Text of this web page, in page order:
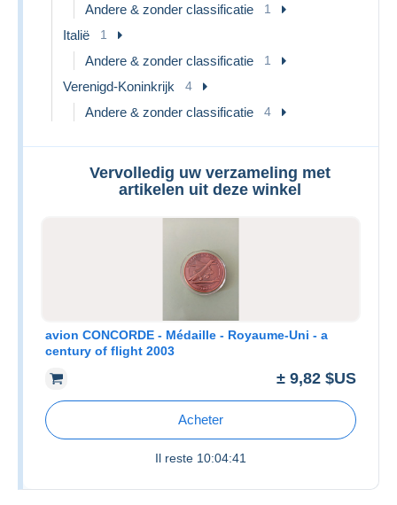
Andere & zonder classificatie 1
Italië 1
Andere & zonder classificatie 1
Verenigd-Koninkrijk 4
Andere & zonder classificatie 4
Vervolledig uw verzameling met
artikelen uit deze winkel
avion CONCORDE - Médaille - Royaume-Uni - a
century of flight 2003
± 9,82 $US
Acheter
Il reste 10:04:41